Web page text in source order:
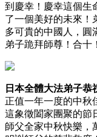
到慶幸！慶幸這個生
了一個美好的未來！
多可貴的中國人，圓
弟子跪拜師尊！合十！
日本全體大法弟子恭
正值一年一度的中秋
這象徵闔家團聚的節
師父全家中秋快樂，